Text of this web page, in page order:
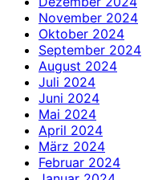
November 2024
Oktober 2024
September 2024
August 2024
Juli 2024
Juni 2024
Mai 2024
April 2024
März 2024
Februar 2024